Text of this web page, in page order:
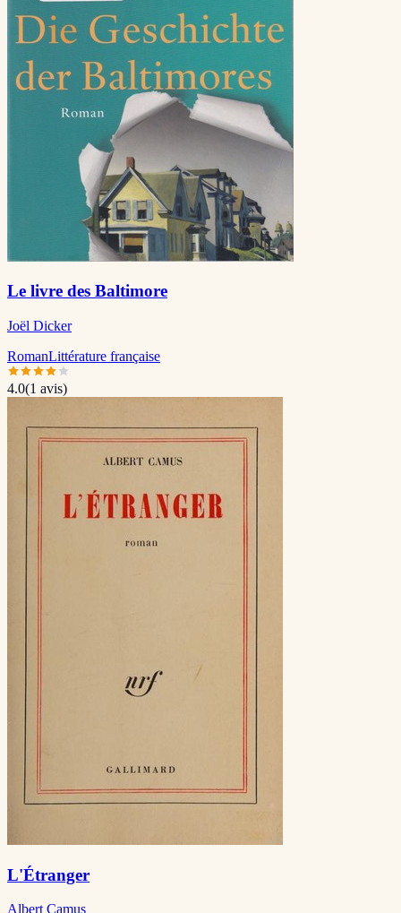
Le livre des Baltimore
Joël Dicker
RomanLittérature française
4.0(1 avis)
L'Étranger
Albert Camus